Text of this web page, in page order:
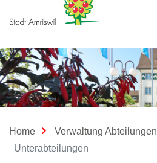
Home
Verwaltung Abteilungen
Unterabteilungen